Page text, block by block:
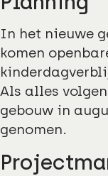
In het nieuwe
komen
Als alles
gebouw in
genomen.